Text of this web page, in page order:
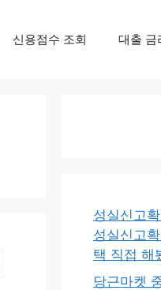
신용점수 조회 대출 금
성실신고
성실신고
택 직접 해
당근마켓